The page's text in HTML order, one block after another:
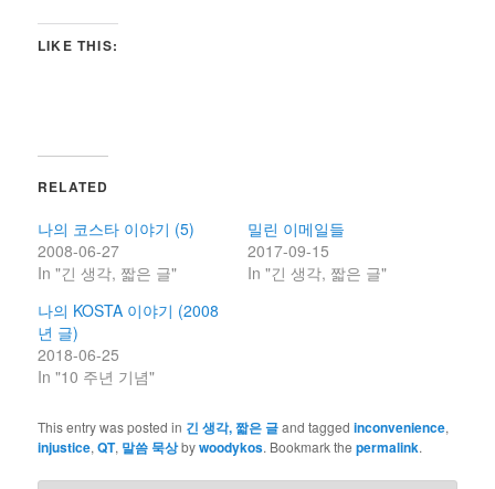
LIKE THIS:
RELATED
나의 코스타 이야기 (5)
2008-06-27
In "긴 생각, 짧은 글"
밀린 이메일들
2017-09-15
In "긴 생각, 짧은 글"
나의 KOSTA 이야기 (2008
년 글)
2018-06-25
In "10 주년 기념"
This entry was posted in 긴 생각, 짧은 글and taggedinconvenience,
injustice,QT, 말씀 묵상bywoodykos. Bookmark thepermalink.